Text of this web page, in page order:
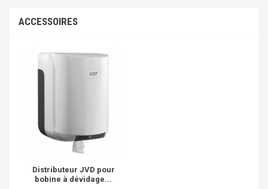
ACCESSOIRES
Distributeur JVD pour
bobine à dévidage...